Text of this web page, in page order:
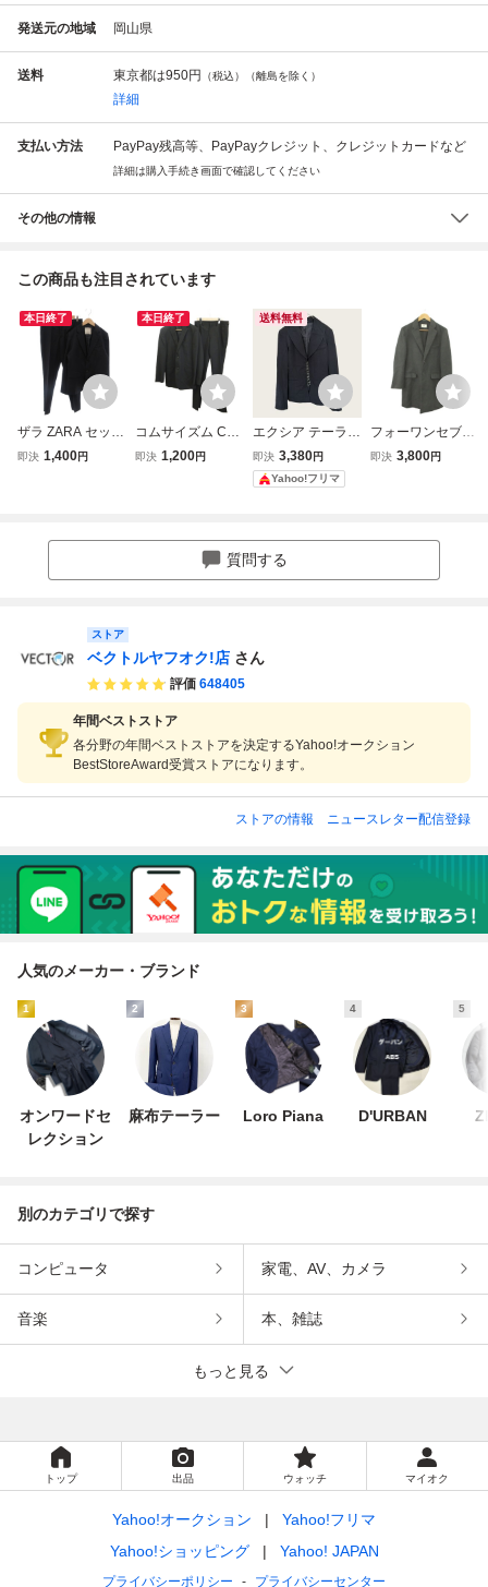
発送元の地域 岡山県
送料 東京都は950円 （税込）（離島を除く）
詳細
支払い方法 PayPay残高等、PayPayクレジット、クレジットカードなど
詳細は購入手続き画面で確認してください
その他の情報
この商品も注目されています
本日終了
ザラ ZARA セット
アップ スーツ ウ
即決 1,400円
本日終了
コムサイズム CO
MME CA ISM スー
NP ■ECA003 メン
即決 1,200円
送料無料
エクシア テーラー
ドジャケット ピー
クドラペル 長袖
無地 L 黒 フォーマ
即決 3,380円
Yahoo!フリマ
フォーワンセブン
バイエディフィス
即決 3,800円
質問する
ストア
ベクトルヤフオク!店 さん
評価 648405
年間ベストストア
各分野の年間ベストストアを決定するYahoo!オークション
BestStoreAward受賞ストアになります。
ストアの情報 ニュースレター配信登録
人気のメーカー・ブランド
1
オンワードセ
レクション
2
麻布テーラー
3
Loro Piana
4
D'URBAN
5
別のカテゴリで探す
コンピュータ 家電、AV、カメラ
音楽 本、雑誌
もっと見る
トップ 出品 ウォッチ マイオク
Yahoo!オークション
Yahoo!フリマ
Yahoo!ショッピング
Yahoo! JAPAN
プライバシーポリシー プライバシーセンター